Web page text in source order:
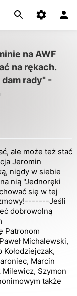
na AWF
na rękach.
rady" -
ale może też stać
Jeromin
nigdy w siebie
nią "Jednoręki
się w tej
Jeśli
dobrowolną
Patronom
Michalewski,
Kołodziejczak,
Marcin
Milewicz, Szymon
także